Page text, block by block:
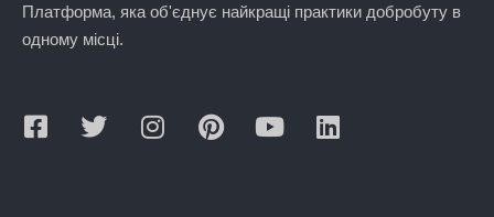
Платформа, яка об'єднує найкращі практики добробуту в
одному місці.